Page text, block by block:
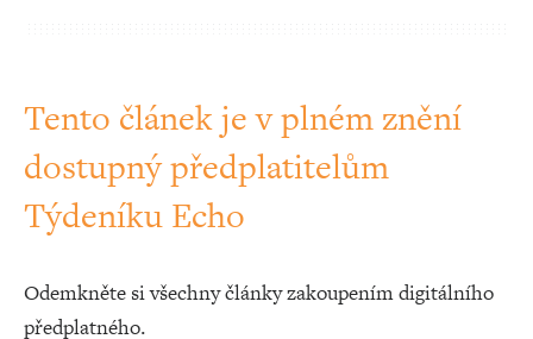
Tento článek je v plném znění
dostupný předplatitelům
Týdeníku Echo
Odemkněte si všechny články zakoupením digitálního
předplatného.